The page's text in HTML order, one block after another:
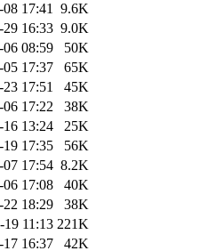
17:41 9.6K
16:33 9.0K
08:59
50K
17:37
65K
17:51
45K
17:22
38K
13:24
25K
17:35
56K
17:54 8.2K
06 17:08
40K
18:29
38K
19 11:13 221K
16:37 42K